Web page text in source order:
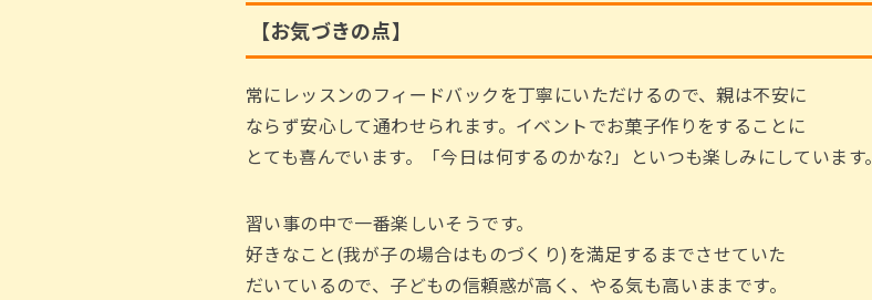
【お気づきの点】
常にレッスンのフィードバックを丁寧にいただけるので、親は不安に
ならず安心して通わせられます。イベントでお菓子作りをすることに
とても喜んでいます。「今日は何するのかな?」といつも楽しみにしています。
習い事の中で一番楽しいそうです。
好きなこと(我が子の場合はものづくり)を満足するまでさせていた
だいているので、子どもの信頼惑が高く、やる気も高いままです。